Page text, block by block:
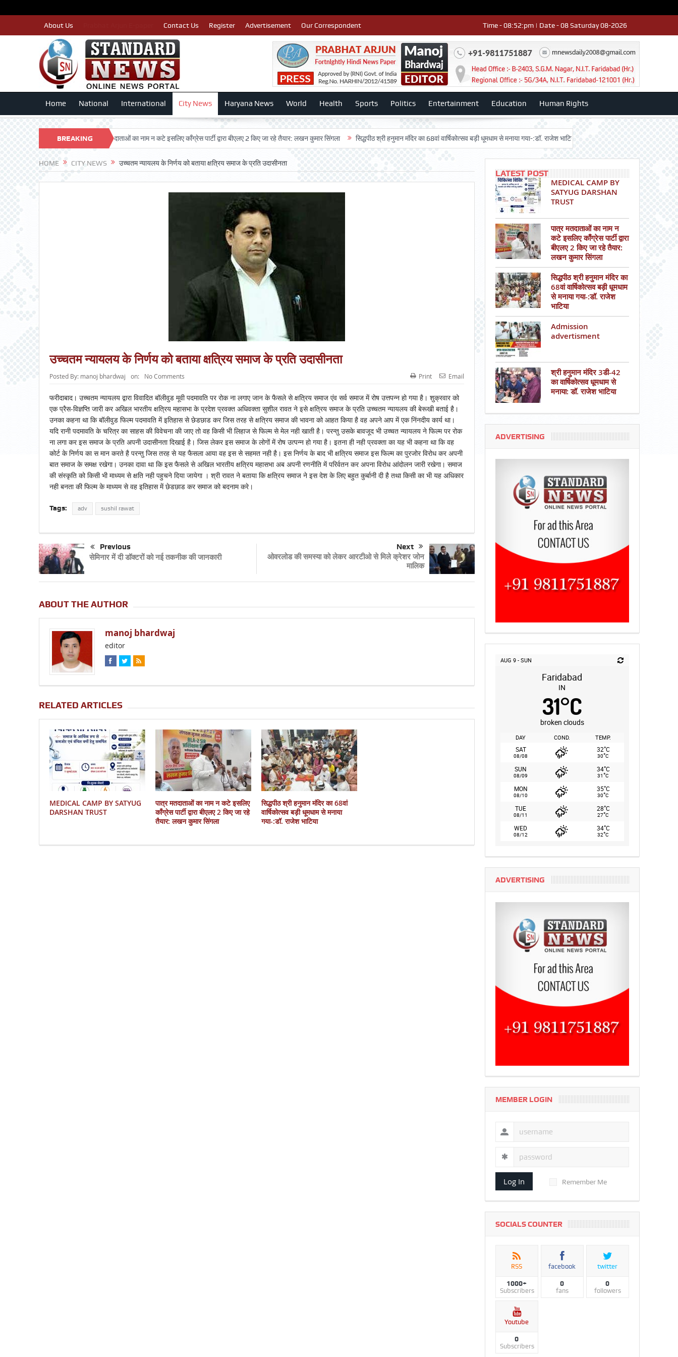
About Us Contact Us Register Advertisement Our Correspondent Time - 08:52:pm | Date - 08 Saturday 08-2026
Home National International City News Haryana News World Health Sports Politics Entertainment Education Human Rights
BREAKING
NEWS
TRUST पात्र मतदाताओं का नाम न कटे इसलिए काँग्रेस पार्टी द्वारा बीएलए 2 किए जा रहे तैयार: लखन कुमार सिंगला सिद्धपीठ श्री हनुमान मंदिर का 68वां वार्षिकोत्सव बड़ी धूमधाम से मनाया गया-:डॉ. राजेश भाटिया Admission advertisment श्री
HOME CITY NEWS उच्चतम न्यायलय के निर्णय को बताया क्षत्रिय समाज के प्रति उदासीनता
उच्चतम न्यायलय के निर्णय को बताया क्षत्रिय समाज के प्रति उदासीनता
Posted By: manoj bhardwaj on: No Comments Print Email
फरीदाबाद। उच्चतम न्यायलय द्वारा विवादित बॉलीवुड मूवी पदमावति पर रोक ना लगाए जान के फैसले से क्षत्रिय समाज एंव सर्व समाज में रोष उत्तपन्न हो गया है। शुक्रवार को
एक प्रैस-विज्ञप्ति जारी कर अखिल भारतीय क्षत्रिय महासभा के प्रदेश प्रवक्त अधिवक्ता सुशील रावत ने इसे क्षत्रिय समाज के प्रति उच्चतम न्यायलय की बेरूखी बताई है।
उनका कहना था कि बॉलीवुड फिल्म पदमावति में इतिहास से छेडछाड कर जिस तरह से क्षत्रिय समाज की भावना को आहत किया है वह अपने आप में एक निंनदीय कार्य था।
यदि रानी पदमावति के चरित्र का साहस की विवेचना की जाए तो वह किसी भी लिहाज से फिल्म से मेल नही खाती है। परन्तु उसके बावजूद भी उच्चत न्यायलय ने फिल्म पर रोक
ना लगा कर इस समाज के प्रति अपनी उदासीनता दिखाई है। जिस लेकर इस समाज के लोगों में रोष उत्पन्न हो गया है। इतना ही नही प्रवक्ता का यह भी कहना था कि वह
कोर्ट के निर्णय का स मान करते है परन्तु जिस तरह से यह फैसला आया वह इस से सहमत नही है। इस निर्णय के बाद भी क्षत्रिय समाज इस फिल्म का पुरजोर विरोध कर अपनी
बात समाज के समक्ष रखेगा। उनका दावा था कि इस फैसले से अखिल भारतीय क्षत्रिय महासभा अब अपनी रणनीति में परिर्वतन कर अपना विरोध आंदोलन जारी रखेगा। समाज
की संस्कृति को किसी भी माध्यम से क्षति नही पहुचने दिया जायेगा । श्री रावत ने बताया कि क्षत्रिय समाज ने इस देश के लिए बहुत कुर्बानी दी है तथा किसी का भी यह अधिकार
नही बनता की फिल्म के माध्यम से वह इतिहास में छेडछाड कर समाज को बदनाम करे।
Tags: adv sushil rawat
Previous
सेमिनार में दी डॉक्टरों को नई तकनीक की जानकारी
Next
ओवरलोड की समस्या को लेकर आरटीओ से मिले क्रेशर जोन
मालिक
ABOUT THE AUTHOR
manoj bhardwaj
editor
RELATED ARTICLES
MEDICAL CAMP BY SATYUG
DARSHAN TRUST
पात्र मतदाताओं का नाम न कटे इसलिए
काँग्रेस पार्टी द्वारा बीएलए 2 किए जा रहे
तैयार: लखन कुमार सिंगला
सिद्धपीठ श्री हनुमान मंदिर का 68वां
वार्षिकोत्सव बड़ी धूमधाम से मनाया
गया-:डॉ. राजेश भाटिया
LATEST POST
MEDICAL CAMP BY
SATYUG DARSHAN
TRUST
पात्र मतदाताओं का नाम न
कटे इसलिए काँग्रेस पार्टी द्वारा
बीएलए 2 किए जा रहे तैयार:
लखन कुमार सिंगला
सिद्धपीठ श्री हनुमान मंदिर का
68वां वार्षिकोत्सव बड़ी धूमधाम
से मनाया गया-:डॉ. राजेश
भाटिया
Admission
advertisment
श्री हनुमान मंदिर 3डी-42
का वार्षिकोत्सव धूमधाम से
मनाया: डॉ. राजेश भाटिया
ADVERTISING
AUG 9 - SUN
Faridabad
IN
31°C
broken clouds
DAY COND. TEMP.
SAT
08/08
32°C
30°C
SUN
08/09
34°C
31°C
MON
08/10
35°C
30°C
TUE
08/11
28°C
27°C
WED
08/12
34°C
32°C
ADVERTISING
MEMBER LOGIN
Log In Remember Me
SOCIALS COUNTER
RSS
1000+
Subscribers
facebook
0
fans
twitter
0
followers
Youtube
0
Subscribers